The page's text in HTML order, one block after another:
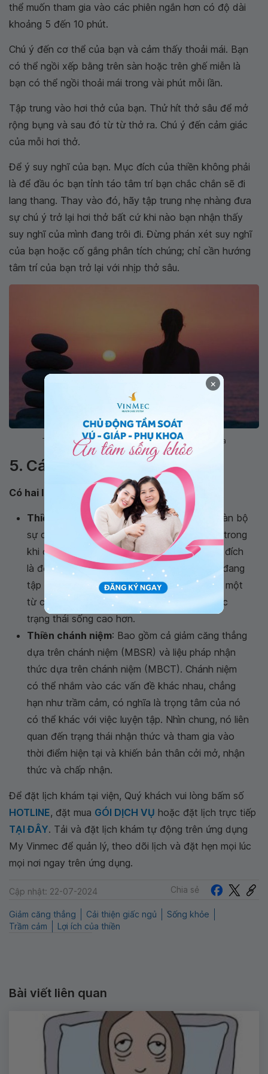
thể muốn tham gia vào các phiên ngắn hơn có độ dài
khoảng 5 đến 10 phút.
Chú ý đến cơ thể của bạn và cảm thấy thoải mái. Bạn
có thể ngồi xếp bằng trên sàn hoặc trên ghế miễn là
bạn có thể ngồi thoải mái trong vài phút mỗi lần.
Tập trung vào hơi thở của bạn. Thử hít thở sâu để mở
rộng bụng và sau đó từ từ thở ra. Chú ý đến cảm giác
của mỗi hơi thở.
Để ý suy nghĩ của bạn. Mục đích của thiền không phải
là để đầu óc bạn tỉnh táo tâm trí bạn chắc chắn sẽ đi
lang thang. Thay vào đó, hãy tập trung nhẹ nhàng đưa
sự chú ý trở lại hơi thở bất cứ khi nào bạn nhận thấy
suy nghĩ của mình đang trôi đi. Đừng phán xét suy nghĩ
của bạn hoặc cố gắng phân tích chúng; chỉ cần hướng
tâm trí của bạn trở lại với nhịp thở sâu.
Thử hít thở sâu để mở rộng bụng và sau đó từ từ thở ra
5. Các loại thiền
Có hai loại thiền ngày nay rất phổ biến đó là:
Thiền tập trung : Bao gồm việc tập trung toàn bộ
sự chú ý của bạn vào một đối tượng cụ thể trong
khi điều chỉnh mọi thứ xung quanh bạn. Mục đích
là để thực sự trải nghiệm bất cứ điều gì bạn đang
tập trung vào, cho dù đó là hơi thở của bạn, một
từ cụ thể hay một câu thần chú, để đạt được
trạng thái sống cao hơn.
Thiền chánh niệm: Bao gồm cả giảm căng thẳng
dựa trên chánh niệm (MBSR) và liệu pháp nhận
thức dựa trên chánh niệm (MBCT). Chánh niệm
có thể nhắm vào các vấn đề khác nhau, chẳng
hạn như trầm cảm, có nghĩa là trọng tâm của nó
có thể khác với việc luyện tập. Nhìn chung, nó liên
quan đến trạng thái nhận thức và tham gia vào
thời điểm hiện tại và khiến bản thân cởi mở, nhận
thức và chấp nhận.
Để đặt lịch khám tại viện, Quý khách vui lòng bấm số
HOTLINE, đặt mua GÓI DỊCH VỤ hoặc đặt lịch trực tiếp
TẠI ĐÂY. Tải và đặt lịch khám tự động trên ứng dụng
My Vinmec để quản lý, theo dõi lịch và đặt hẹn mọi lúc
mọi nơi ngay trên ứng dụng.
Cập nhật: 22-07-2024 Chia sẻ
Giảm căng thẳng Cải thiện giấc ngủ
Sống khỏe
Trầm cảm
Lợi ích của thiền
Bài viết liên quan
×